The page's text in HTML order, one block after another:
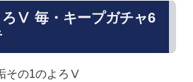
Ⅴ 毎・キープガチャ6
その1のよろⅤ